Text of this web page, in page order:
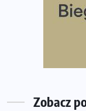
Już w tę sobotę
Wystartuje
35. Bieg
poradnik przed
Zobacz